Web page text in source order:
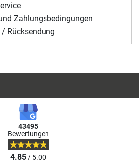
Zahlungsbedingungen
Rücksendung
43495
Bewertungen
4.85/ 5.00